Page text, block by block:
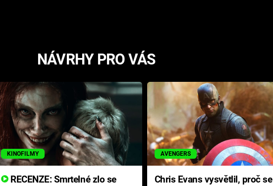
NÁVRHY PRO VÁS
KINOFILMY
RECENZE: Smrtelné zlo se
AVENGERS
Chris Evans vysvětlil, proč se